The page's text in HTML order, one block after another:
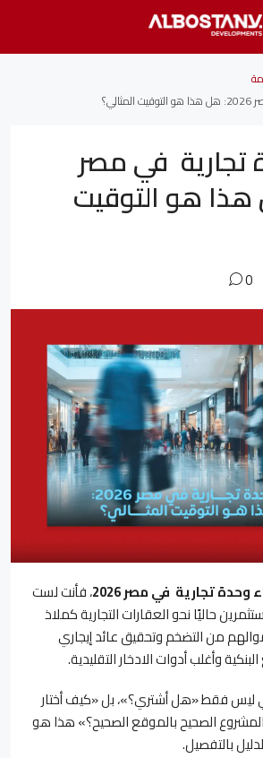
تجارية في مصر
هل هذا هو التوقيت
0
وحدة تجارية فيمصر 2026
، فأنت لست
حاليًا نحو العقارات التجارية كملاذ
من التضخم وتحقيق عائد إيجاري
وأغلب أدوات الادخار التقليدية.
ليس فقط «هل أشتري؟»، بل «كيف أختار
الصحيح بالموقع الصحيح؟» هذا هو
بالتفصيل.